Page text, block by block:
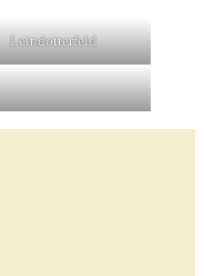
Leindotterfeld